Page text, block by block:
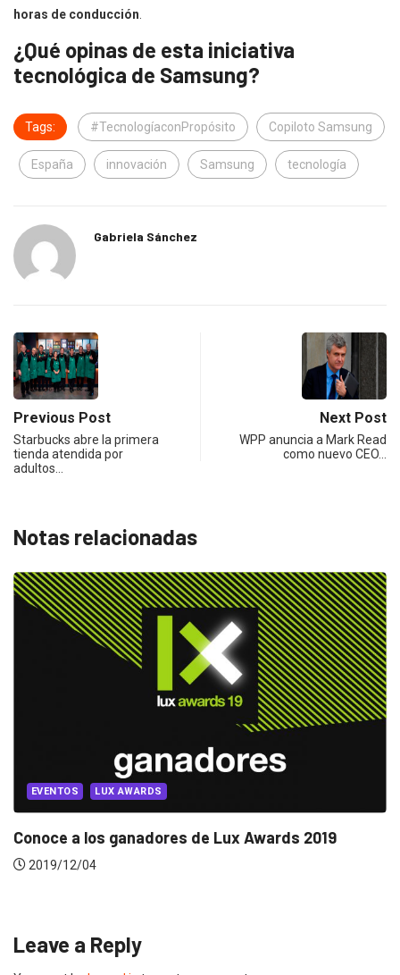
horas de conducción
¿Qué opinas de esta iniciativa
tecnológica de Samsung?
Tags: #TecnologíaconPropósito Copiloto Samsung
España innovación Samsung tecnología
Gabriela Sánchez
Previous Post
Starbucks abre la primera
tienda atendida por
adultos…
Next Post
WPP anuncia a Mark Read
como nuevo CEO…
Notas relacionadas
EVENTOS LUX AWARDS
Conoce a los ganadores de Lux Awards 2019
2019/12/04
Leave a Reply